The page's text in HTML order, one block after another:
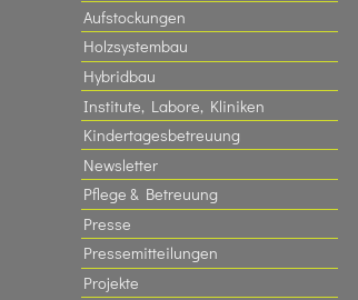
Aufstockungen
Holzsystembau
Hybridbau
Institute, Labore, Kliniken
Kindertagesbetreuung
Newsletter
Pflege & Betreuung
Presse
Pressemitteilungen
Projekte